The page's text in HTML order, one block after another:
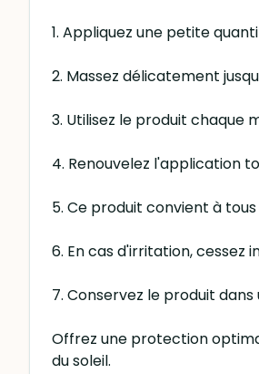
1. Appliquez une petite
2. Massez délicatement
3. Utilisez le produit chaque
4. Renouvelez l'application
5. Ce produit convient à
6. En cas d'irritation, cessez
7. Conservez le produit
Offrez une protection
du soleil.